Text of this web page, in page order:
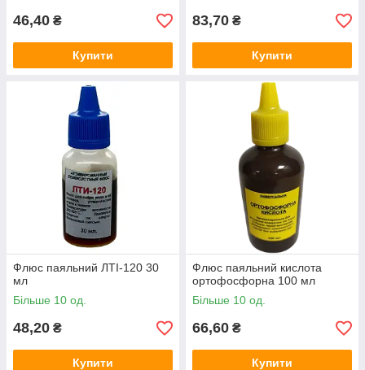
46,40 ₴
Купити
83,70 ₴
Купити
Флюс паяльний ЛТІ-120 30
мл
Більше 10 од.
48,20 ₴
Купити
Флюс паяльний кислота
ортофосфорна 100 мл
Більше 10 од.
66,60 ₴
Купити